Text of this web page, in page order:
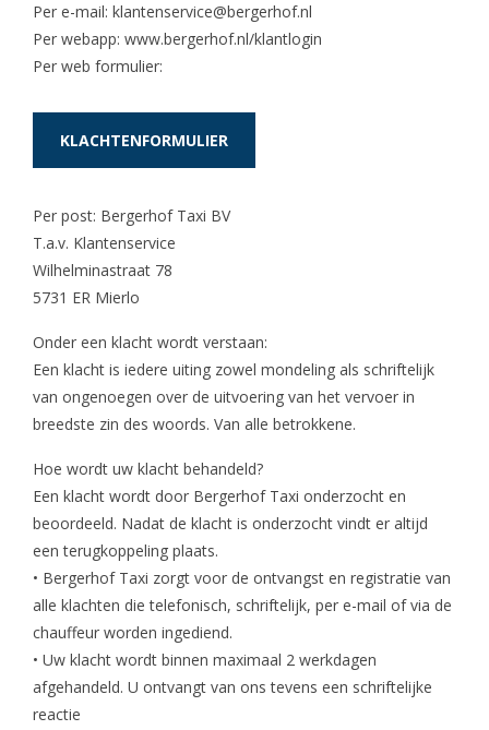
Per e-mail: klantenservice@bergerhof.nl
Per webapp: www.bergerhof.nl/klantlogin
Per web formulier:
KLACHTENFORMULIER
Per post: Bergerhof Taxi BV
T.a.v. Klantenservice
Wilhelminastraat 78
5731 ER Mierlo
Onder een klacht wordt verstaan:
Een klacht is iedere uiting zowel mondeling als schriftelijk
van ongenoegen over de uitvoering van het vervoer in
breedste zin des woords. Van alle betrokkene.
Hoe wordt uw klacht behandeld?
Een klacht wordt door Bergerhof Taxi onderzocht en
beoordeeld. Nadat de klacht is onderzocht vindt er altijd
een terugkoppeling plaats.
• Bergerhof Taxi zorgt voor de ontvangst en registratie van
alle klachten die telefonisch, schriftelijk, per e-mail of via de
chauffeur worden ingediend.
• Uw klacht wordt binnen maximaal 2 werkdagen
afgehandeld. U ontvangt van ons tevens een schriftelijke
reactie